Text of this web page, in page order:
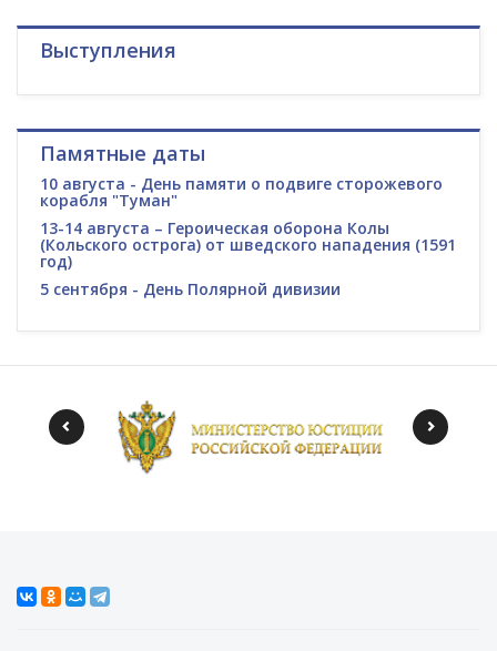
Выступления
Памятные даты
10 августа - День памяти о подвиге сторожевого
корабля "Туман"
13-14 августа – Героическая оборона Колы
(Кольского острога) от шведского нападения (1591
год)
5 сентября - День Полярной дивизии